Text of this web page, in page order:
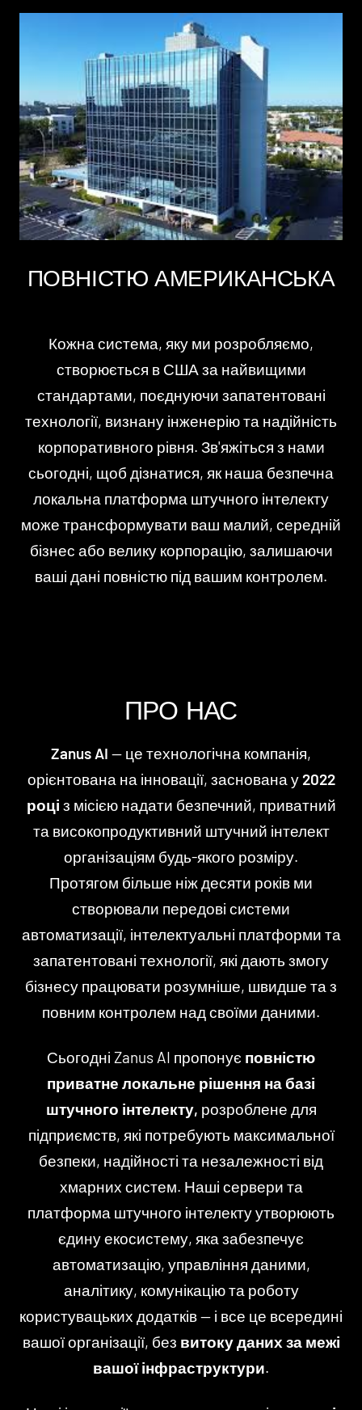
ПОВНІСТЮ АМЕРИКАНСЬКА
Кожна система, яку ми розробляємо,
створюється в США за найвищими
стандартами, поєднуючи запатентовані
технології, визнану інженерію та надійність
корпоративного рівня. Зв'яжіться з нами
сьогодні, щоб дізнатися, як наша безпечна
локальна платформа штучного інтелекту
може трансформувати ваш малий, середній
бізнес або велику корпорацію, залишаючи
ваші дані повністю під вашим контролем.
ПРО НАС
Zanus AI — це технологічна компанія,
орієнтована на інновації, заснована у2022
році з місією надати безпечний, приватний
та високопродуктивний штучний інтелект
організаціям будь-якого розміру.
Протягом більше ніж десяти років ми
створювали передові системи
автоматизації, інтелектуальні платформи та
запатентовані технології, які дають змогу
бізнесу працювати розумніше, швидше та з
повним контролем над своїми даними.
Сьогодні Zanus AI пропонує повністю
приватне локальне рішення на базі
штучного інтелекту, розроблене для
підприємств, які потребують максимальної
безпеки, надійності та незалежності від
хмарних систем. Наші сервери та
платформа штучного інтелекту утворюють
єдину екосистему, яка забезпечує
автоматизацію, управління даними,
аналітику, комунікацію та роботу
користувацьких додатків — і все це всередині
вашої організації, без витоку даних за межі
вашої інфраструктури.